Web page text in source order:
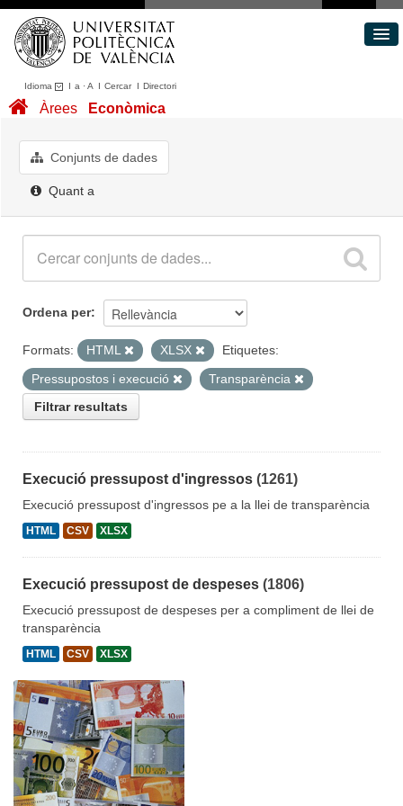
Idioma I a ·A I CercarI Directori
Conjunts de dades
Quant a
Àrees Econòmica
Conjunts de dades
Quant a
Ordena per
Formats: HTML XLSX
Etiquetes:
Pressupostos i execució
Transparència
Filtrar resultats
Execució pressupost d'ingressos (1261)
Execució pressupost d'ingressos pe a la llei de transparència
HTML CSV XLSX
Execució pressupost de despeses (1806)
Execució pressupost de despeses per a compliment de llei de
transparència
HTML CSV XLSX